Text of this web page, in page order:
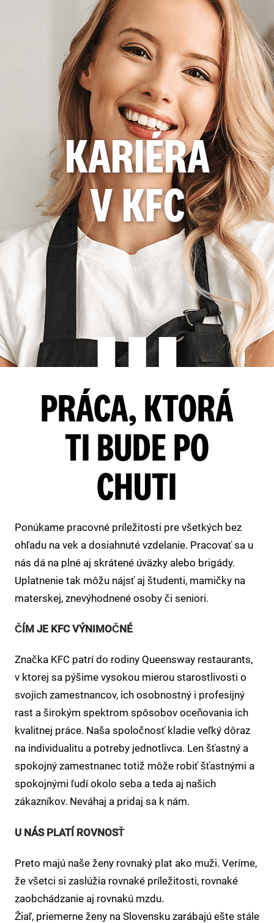
KARIÉRA
V KFC
PRÁCA, KTORÁ
TI BUDE PO
CHUTI
Ponúkame pracovné príležitosti pre všetkých bez
ohľadu na vek a dosiahnuté vzdelanie. Pracovať sa u
nás dá na plné aj skrátené úväzky alebo brigády.
Uplatnenie tak môžu nájsť aj študenti, mamičky na
materskej, znevýhodnené osoby či seniori.
ČÍM JE KFC VÝNIMOČNÉ
Značka KFC patrí do rodiny Queensway restaurants,
v ktorej sa pýšime vysokou mierou starostlivosti o
svojich zamestnancov, ich osobnostný i profesijný
rast a širokým spektrom spôsobov oceňovania ich
kvalitnej práce. Naša spoločnosť kladie veľký dôraz
na individualitu a potreby jednotlivca. Len šťastný a
spokojný zamestnanec totiž môže robiť šťastnými a
spokojnými ľudí okolo seba a teda aj našich
zákazníkov. Neváhaj a pridaj sa k nám.
U NÁS PLATÍ ROVNOSŤ
Preto majú naše ženy rovnaký plat ako muži. Veríme,
že všetci si zaslúžia rovnaké príležitosti, rovnaké
zaobchádzanie aj rovnakú mzdu.
Žiaľ, priemerne ženy na Slovensku zarábajú ešte stále